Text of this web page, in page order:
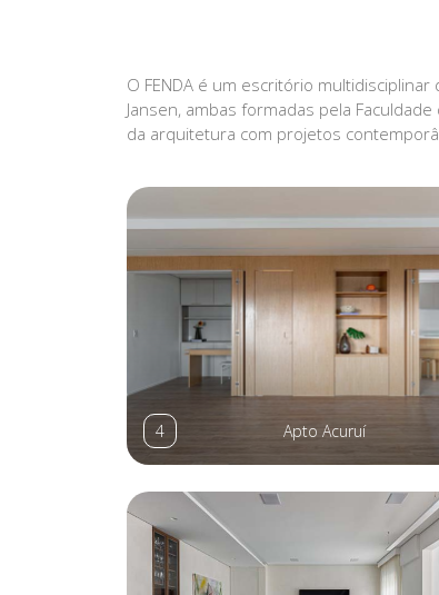
O FENDA é um escritório
Jansen, ambas formadas pela
da arquitetura com projetos
4 Apto Acuruí